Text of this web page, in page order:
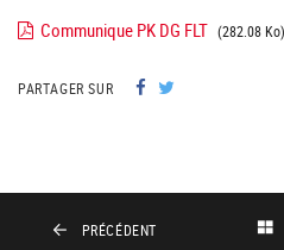
Communique PK DG FLT (282.08 Ko)
PARTAGER SUR
PRÉCÉDENT